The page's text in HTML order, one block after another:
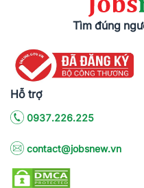
Tìm đúng
Hỗ trợ
0937.226.225
contact@jobsnew.vn